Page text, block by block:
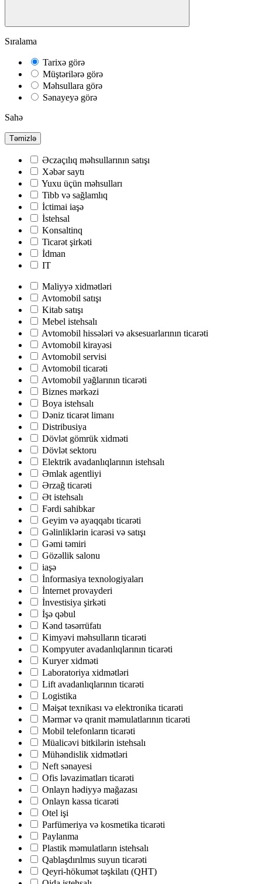
Sıralama
Tarixə görə
Müştərilərə görə
Məhsullara görə
Sənayeyə görə
Sahə
Təmizlə
Əczaçılıq məhsullarının satışı
Хəbər saytı
Yuxu üçün məhsulları
Tibb və sağlamlıq
İctimai iaşə
İstehsal
Konsaltinq
Ticarət şirkəti
İdman
IT
Maliyyə xidmətləri
Avtomobil satışı
Kitab satışı
Mebel istehsalı
Avtomobil hissələri və aksesuarlarının ticarəti
Avtomobil kirayəsi
Avtomobil servisi
Avtomobil ticarəti
Avtomobil yağlarının ticarəti
Biznes mərkəzi
Boya istehsalı
Dəniz ticarət limanı
Distribusiya
Dövlət gömrük xidməti
Dövlət sektoru
Elektrik avadanlıqlarının istehsalı
Əmlak agentliyi
Ərzağ ticarəti
Ət istehsalı
Fərdi sahibkar
Geyim və ayaqqabı ticarəti
Gəlinliklərin icarəsi və satışı
Gəmi təmiri
Gözəllik salonu
iaşə
İnformasiya texnologiyaları
İnternet provayderi
İnvestisiya şirkəti
İşə qəbul
Kənd təsərrüfatı
Kimyəvi məhsulların ticarəti
Kompyuter avadanlıqlarının ticarəti
Kuryer xidməti
Laboratoriya xidmətləri
Lift avadanlıqlarının ticarəti
Logistika
Məişət texnikası və elektronika ticarəti
Mərmər və qranit məmulatlarının ticarəti
Mobil telefonların ticarəti
Müalicəvi bitkilərin istehsalı
Mühəndislik xidmətləri
Neft sənayesi
Ofis ləvazimatları ticarəti
Onlayn hədiyyə mağazası
Onlayn kassa ticarəti
Otel işi
Parfümeriya və kosmetika ticarəti
Paylanma
Plastik məmulatların istehsalı
Qablaşdırılmıs suyun ticarəti
Qeyri-hökumət təşkilatı (QHT)